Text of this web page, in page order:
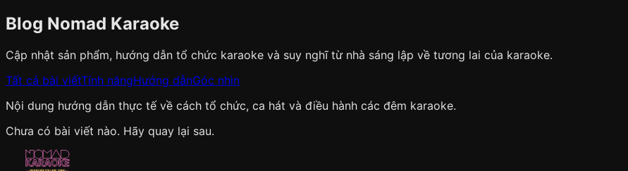
Blog Nomad Karaoke
Cập nhật sản phẩm, hướng dẫn tổ chức karaoke và suy nghĩ từ nhà sáng lập về tương lai của karaoke.
Tất cả bài viếtTính năngHướng dẫnGóc nhìn
Nội dung hướng dẫn thực tế về cách tổ chức, ca hát và điều hành các đêm karaoke.
Chưa có bài viết nào. Hãy quay lại sau.